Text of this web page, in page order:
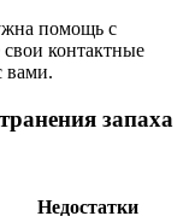
помощь с
свои контактные
вами.
запаха
Недостатки